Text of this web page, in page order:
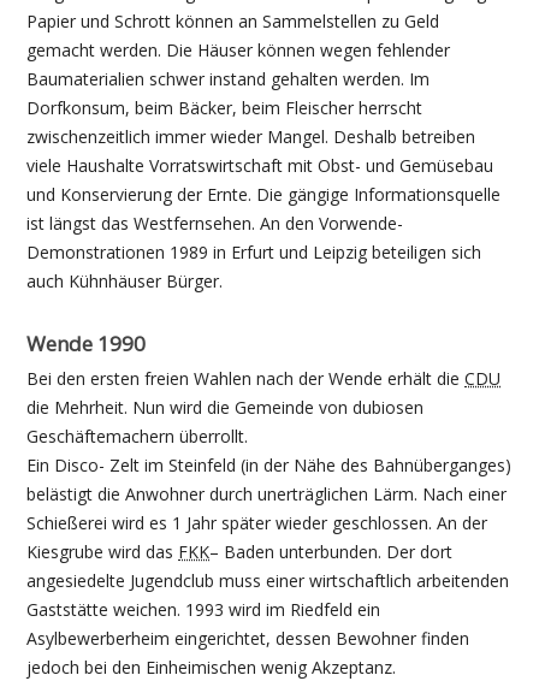
Papier und Schrott können an Sammelstellen zu Geld
gemacht werden. Die Häuser können wegen fehlender
Baumaterialien schwer instand gehalten werden. Im
Dorfkonsum, beim Bäcker, beim Fleischer herrscht
zwischenzeitlich immer wieder Mangel. Deshalb betreiben
viele Haushalte Vorratswirtschaft mit Obst- und Gemüsebau
und Konservierung der Ernte. Die gängige Informationsquelle
ist längst das Westfernsehen. An den Vorwende-
Demonstrationen 1989 in Erfurt und Leipzig beteiligen sich
auch Kühnhäuser Bürger.
Wende 1990
Bei den ersten freien Wahlen nach der Wende erhält dieCDU
die Mehrheit. Nun wird die Gemeinde von dubiosen
Geschäftemachern überrollt.
Ein Disco- Zelt im Steinfeld (in der Nähe des Bahnüberganges)
belästigt die Anwohner durch unerträglichen Lärm. Nach einer
Schießerei wird es 1 Jahr später wieder geschlossen. An der
Kiesgrube wird das FKK– Baden unterbunden. Der dort
angesiedelte Jugendclub muss einer wirtschaftlich arbeitenden
Gaststätte weichen. 1993 wird im Riedfeld ein
Asylbewerberheim eingerichtet, dessen Bewohner finden
jedoch bei den Einheimischen wenig Akzeptanz.